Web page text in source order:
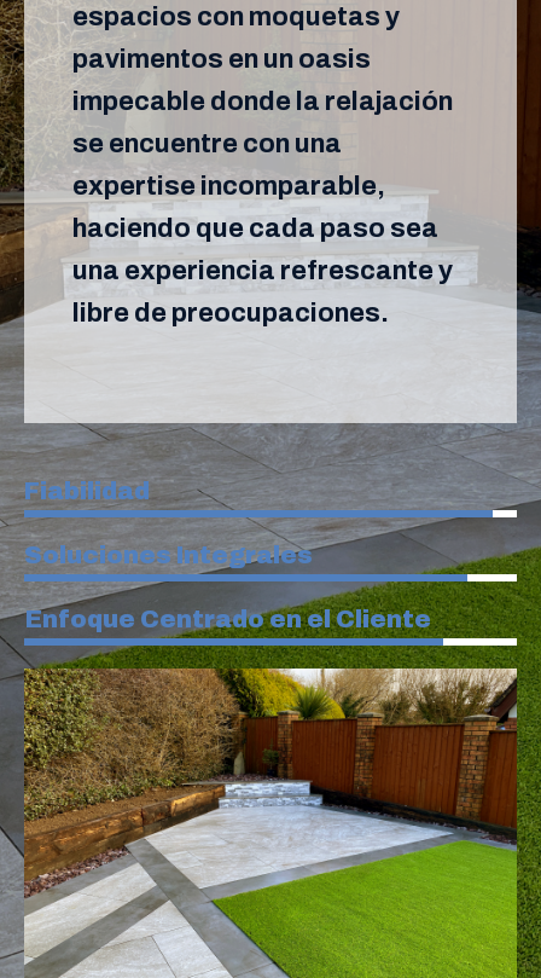
espacios con moquetas y
pavimentos en un oasis
impecable donde la relajación
se encuentre con una
expertise incomparable,
haciendo que cada paso sea
una experiencia refrescante y
libre de preocupaciones.
Fiabilidad
Soluciones Integrales
Enfoque Centrado en el Cliente